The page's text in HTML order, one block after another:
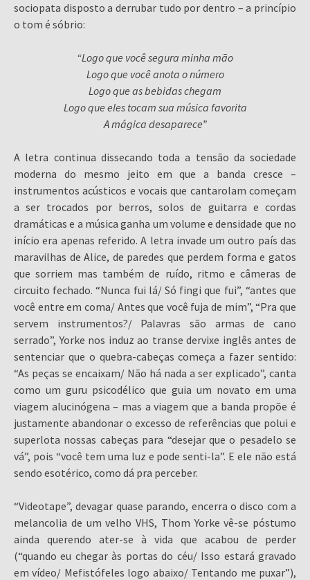
sociopata disposto a derrubar tudo por dentro – a princípio
o tom é sóbrio:
“Logo que você segura minha mão
Logo que você anota o número
Logo que as bebidas chegam
Logo que eles tocam sua música favorita
A mágica desaparece”
A letra continua dissecando toda a tensão da sociedade
moderna do mesmo jeito em que a banda cresce –
instrumentos acústicos e vocais que cantarolam começam
a ser trocados por berros, solos de guitarra e cordas
dramáticas e a música ganha um volume e densidade que no
início era apenas referido. A letra invade um outro país das
maravilhas de Alice, de paredes que perdem forma e gatos
que sorriem mas também de ruído, ritmo e câmeras de
circuito fechado. “Nunca fui lá/ Só fingi que fui”, “antes que
você entre em coma/ Antes que você fuja de mim”, “Pra que
servem instrumentos?/ Palavras são armas de cano
serrado”, Yorke nos induz ao transe dervixe inglês antes de
sentenciar que o quebra-cabeças começa a fazer sentido:
“As peças se encaixam/ Não há nada a ser explicado”, canta
como um guru psicodélico que guia um novato em uma
viagem alucinógena – mas a viagem que a banda propõe é
justamente abandonar o excesso de referências que polui e
superlota nossas cabeças para “desejar que o pesadelo se
vá”, pois “você tem uma luz e pode senti-la”. E ele não está
sendo esotérico, como dá pra perceber.
“Videotape”, devagar quase parando, encerra o disco com a
melancolia de um velho VHS, Thom Yorke vê-se póstumo
ainda querendo ater-se à vida que acabou de perder
(“quando eu chegar às portas do céu/ Isso estará gravado
em vídeo/ Mefistófeles logo abaixo/ Tentando me puxar”),